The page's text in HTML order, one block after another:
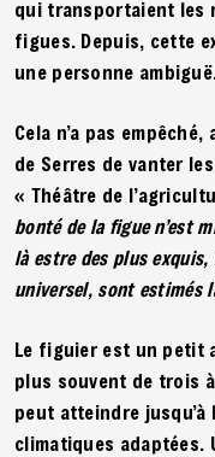
qui transportaient les
figues. Depuis, cette
une personne
Cela n’a pas
de Serres de vanter
« Théâtre de
bonté de la figue n’est
là estre des plus
universel, sont estimés
Le figuier est un petit
plus souvent de trois
peut atteindre
climatiques adaptées.